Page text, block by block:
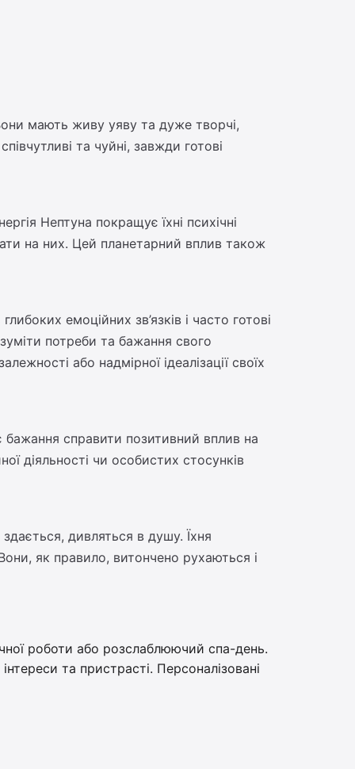
мають живу уяву та дуже творчі,
та чуйні, завжди готові
Нептуна покращує їхні психічні
на них. Цей планетарний вплив також
емоційних зв’язків і часто готові
потреби та бажання свого
або надмірної ідеалізації своїх
справити позитивний вплив на
діяльності чи особистих стосунків
дивляться в душу. Їхня
як правило, витончено рухаються і
роботи або розслаблюючий спа-день.
та пристрасті. Персоналізовані